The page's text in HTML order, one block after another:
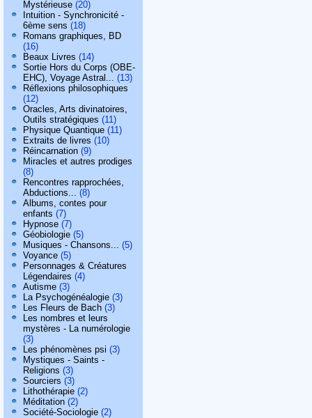
Mystérieuse (20)
Intuition - Synchronicité -
6ème sens (18)
Romans graphiques, BD
(16)
Beaux Livres (14)
Sortie Hors du Corps (OBE-
EHC), Voyage Astral... (13)
Réflexions philosophiques
(12)
Oracles, Arts divinatoires,
Outils stratégiques (11)
Physique Quantique (11)
Extraits de livres (10)
Réincarnation (9)
Miracles et autres prodiges
(8)
Rencontres rapprochées,
Abductions... (8)
Albums, contes pour
enfants (7)
Hypnose (7)
Géobiologie (5)
Musiques - Chansons... (5)
Voyance (5)
Personnages & Créatures
Légendaires (4)
Autisme (3)
La Psychogénéalogie (3)
Les Fleurs de Bach (3)
Les nombres et leurs
mystères - La numérologie
(3)
Les phénomènes psi (3)
Mystiques - Saints -
Religions (3)
Sourciers (3)
Lithothérapie (2)
Méditation (2)
Société-Sociologie (2)